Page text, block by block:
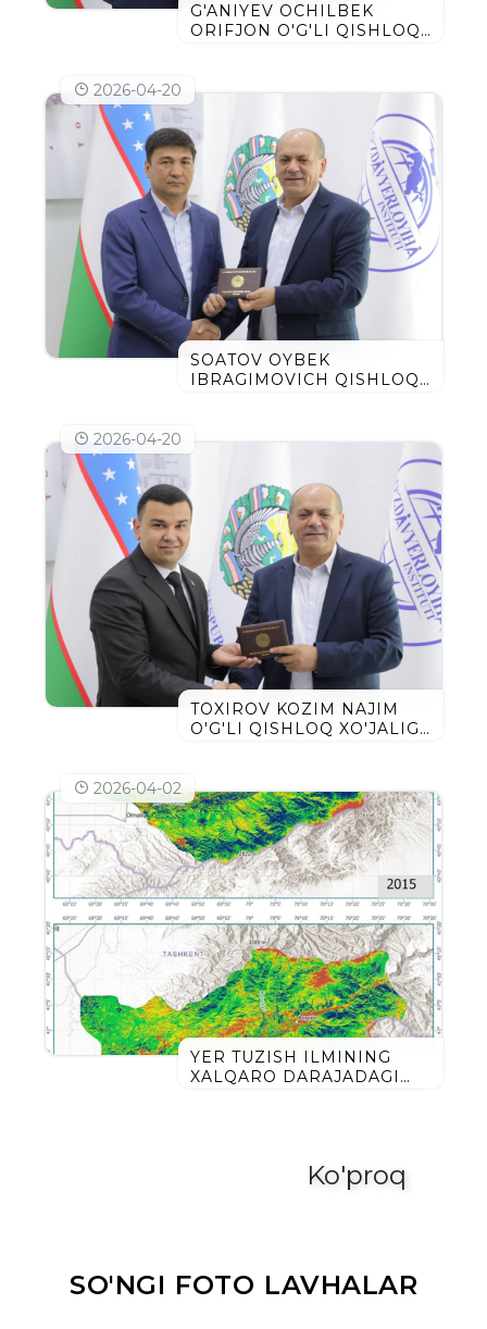
G'ANIYEV OCHILBEK
ORIFJON O'G'LI QISHLOQ
DOKTORI DIPLOMINI
OLDI
2026-04-20
SOATOV OYBEK
IBRAGIMOVICH QISHLOQ
DOKTORI DIPLOMINI
2026-04-20
TOXIROV KOZIM NAJIM
O'G'LI QISHLOQ XO'JALIGI
DIPLOMINI OLDI
2026-04-02
YER TUZISH ILMINING
XALQARO DARAJADAGI
Ko'proq
SO'NGI FOTO LAVHALAR